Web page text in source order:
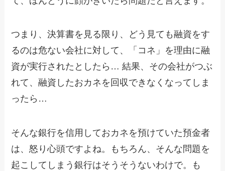
つまり、決算書を見る限り、どう見ても融資をす
るのは危ない会社に対して、「コネ」を理由に融
資が実行されたとしたら… 結果、その会社がつぶ
れて、融資したおカネを回収できなくなってしま
ったら…
そんな銀行を信用しておカネを預けていた預金者
は、怒り心頭ですよね。もちろん、そんな問題を
起こしてしまう銀行はそうそうないわけで。も